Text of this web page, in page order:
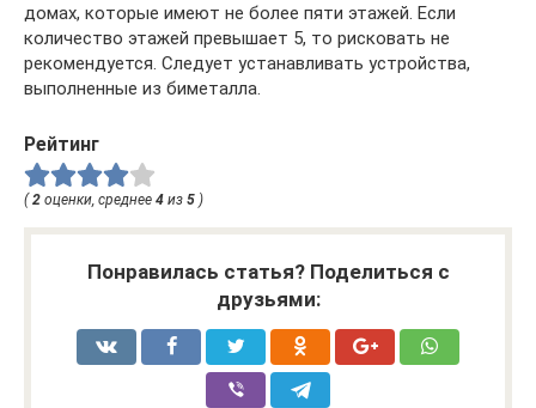
домах, которые имеют не более пяти этажей. Если
количество этажей превышает 5, то рисковать не
рекомендуется. Следует устанавливать устройства,
выполненные из биметалла.
Рейтинг
( 2 оценки, среднее 4 из 5 )
Понравилась статья? Поделиться с
друзьями: